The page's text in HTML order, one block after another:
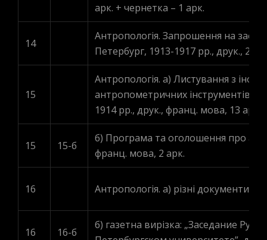
арк. + чернетка – 1 арк.
14
Антропологія. Запрошення на
Петербург, 1913-1917 рр., друк., 276
15
Антропологія. а) Листування з
антропометричних інструментів,
1914 рр., друк., франц. мова, 13 арк.
15 15-б
б) Програма та оголошення про
франц. мова, 2 арк.
16 Антропологія. а) різні документи
16 16-б
б) газетна вирізка: „Заседание